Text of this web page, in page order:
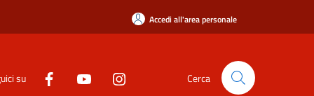
Accedi all'area personale
su Cerca